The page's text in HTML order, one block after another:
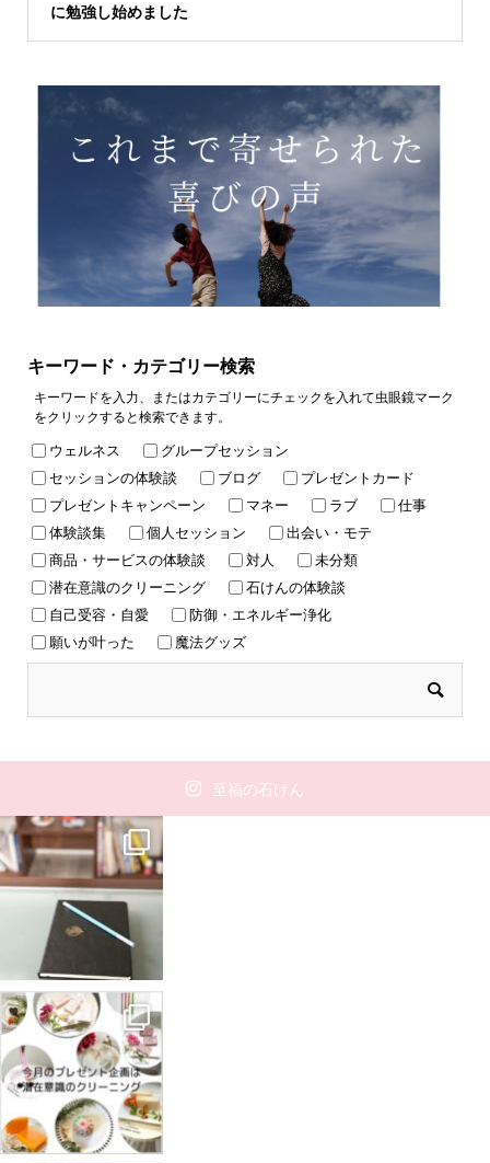
に勉強し始めました
キーワード・カテゴリー検索
キーワードを入力、またはカテゴリーにチェックを入れて虫眼鏡マーク
をクリックすると検索できます。
ウェルネス
グループセッション
セッションの体験談
ブログ
プレゼントカード
プレゼントキャンペーン
マネー ラブ
仕事
体験談集
個人セッション
出会い・モテ
商品・サービスの体験談
対人
未分類
潜在意識のクリーニング
石けんの体験談
自己受容・自愛
防御・エネルギー浄化
願いが叶った
魔法グッズ
至福の石けん